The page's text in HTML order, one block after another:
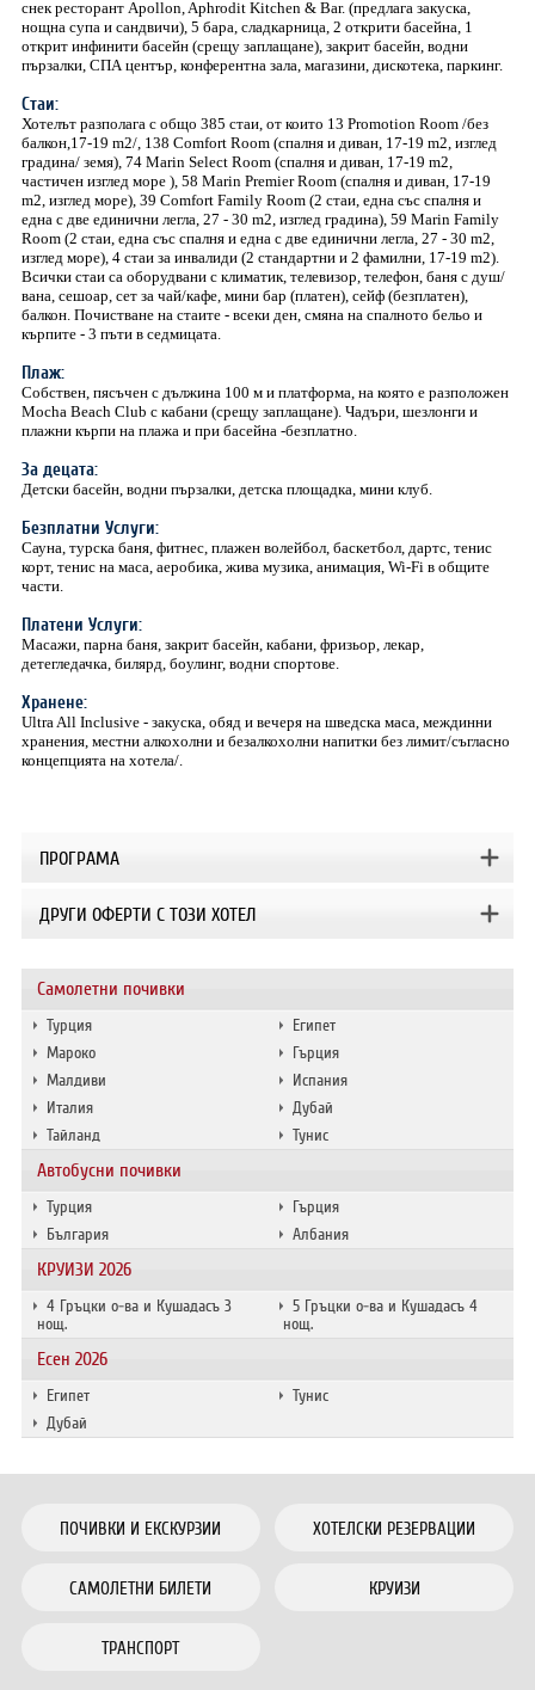
Самолетни почивки
Турция
Египет
Мароко
Гърция
Малдиви
Испания
Италия
Дубай
Тайланд
Тунис
Автобусни почивки
Турция
Гърция
България
Албания
КРУИЗИ 2026
4 Гръцки о-ва и Кушадасъ 3
нощ.
5 Гръцки о-ва и Кушадасъ 4
нощ.
Есен 2026
Египет
Тунис
Дубай
снек ресторант Apollon, Aphrodit Kitchen & Bar. (предлага закуска,
нощна супа и сандвичи), 5 бара, сладкарница, 2 открити басейна, 1
открит инфинити басейн (срещу заплащане), закрит басейн, водни
пързалки, СПА център, конферентна зала, магазини, дискотека, паркинг.
Стаи:
Хотелът разполага с общо 385 стаи, от които 13 Promotion Room /без
балкон,17-19 m2/, 138 Comfort Room (спалня и диван, 17-19 m2, изглед
градина/ земя), 74 Marin Select Room (спалня и диван, 17-19 m2,
частичен изглед море ), 58 Marin Premier Room (спалня и диван, 17-19
m2, изглед море), 39 Comfort Family Room (2 стаи, една със спалня и
една с две единични легла, 27 - 30 m2, изглед градина), 59 Marin Family
Room (2 стаи, една със спалня и една с две единични легла, 27 - 30 m2,
изглед море), 4 стаи за инвалиди (2 стандартни и 2 фамилни, 17-19 m2).
Всички стаи са оборудвани с климатик, телевизор, телефон, баня с душ/
вана, сешоар, сет за чай/кафе, мини бар (платен), сейф (безплатен),
балкон. Почистване на стаите - всеки ден, смяна на спалното бельо и
кърпите - 3 пъти в седмицата.
Плаж:
Собствен, пясъчен с дължина 100 м и платформа, на която е разположен
Mocha Beach Club с кабани (срещу заплащане). Чадъри, шезлонги и
плажни кърпи на плажа и при басейна -безплатно.
За децата:
Детски басейн, водни пързалки, детска площадка, мини клуб.
Безплатни Услуги:
Сауна, турска баня, фитнес, плажен волейбол, баскетбол, дартс, тенис
корт, тенис на маса, аеробика, жива музика, анимация, Wi-Fi в общите
части.
Платени Услуги:
Масажи, парна баня, закрит басейн, кабани, фризьор, лекар,
детегледачка, билярд, боулинг, водни спортове.
Хранене:
Ultra All Inclusive - закуска, обяд и вечеря на шведска маса, междинни
хранения, местни алкохолни и безалкохолни напитки без лимит/съгласно
концепцията на хотела/.
ПРОГРАМА
ДРУГИ ОФЕРТИ С ТОЗИ ХОТЕЛ
ПОЧИВКИ И ЕКСКУРЗИИ ХОТЕЛСКИ РЕЗЕРВАЦИИ
САМОЛЕТНИ БИЛЕТИ КРУИЗИ
ТРАНСПОРТ